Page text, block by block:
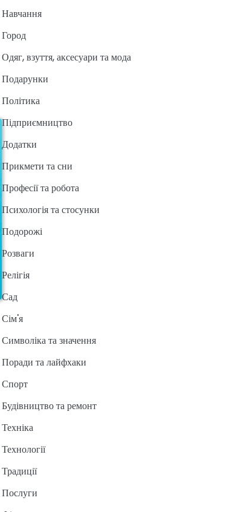
Навчання
Город
Одяг, взуття, аксесуари та мода
Подарунки
Політика
Підприємництво
Додатки
Прикмети та сни
Професії та робота
Психологія та стосунки
Подорожі
Розваги
Релігія
Сад
Сім'я
Символіка та значення
Поради та лайфхаки
Спорт
Будівництво та ремонт
Техніка
Технології
Традиції
Послуги